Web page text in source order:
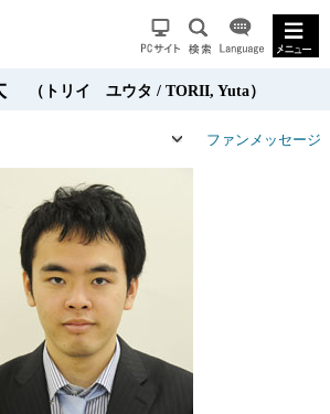
（トリイ ユウタ / TORII, Yuta）
ファンメッセージ